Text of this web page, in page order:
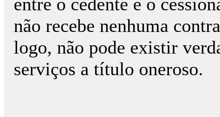
não recebe nenhuma
logo, não pode existir
serviços a título oneroso.